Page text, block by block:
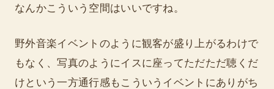
なんかこういう空間はいいですね。
野外音楽イベントのように観客が盛り上がるわけで
もなく、写真のようにイスに座ってただただ聴くだ
けという一方通行感もこういうイベントにありがち